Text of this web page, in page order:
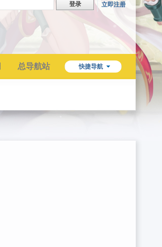
登录 立即注册
快捷导航
总导航站